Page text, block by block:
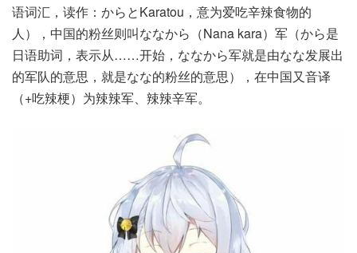
语词汇，读作：からとKaratou，意为爱吃辛辣食物的
人），中国的粉丝则叫ななから（Nana kara）军（から是
日语助词，表示从……开始，ななから军就是由なな发展出
的军队的意思，就是なな的粉丝的意思），在中国又音译
（+吃辣梗）为辣辣军、辣辣辛军。